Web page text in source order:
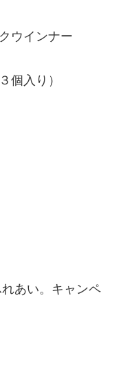
ウインナー
個入り）
あい。キャンペ